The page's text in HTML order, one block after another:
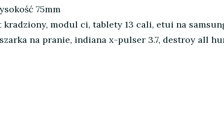
75mm
modul ci, tablety 13 cali, etui na
na pranie, indiana x-pulser 3.7, destroy all